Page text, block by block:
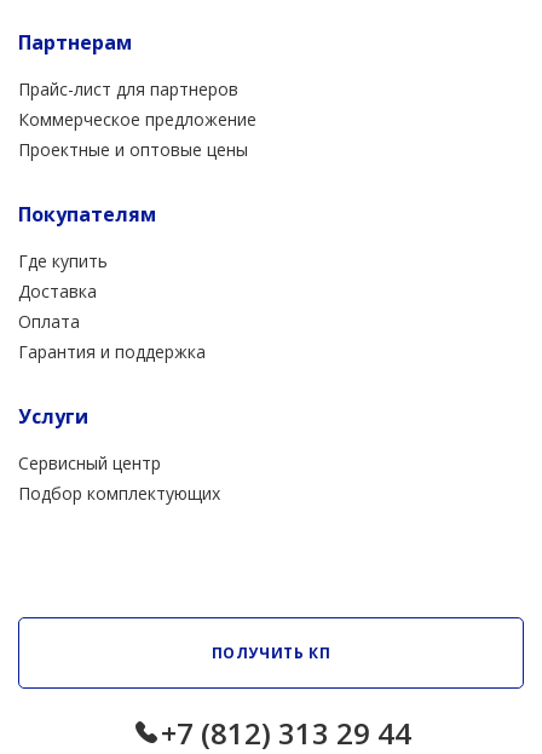
Партнерам
Прайс-лист для партнеров
Коммерческое предложение
Проектные и оптовые цены
Покупателям
Где купить
Доставка
Оплата
Гарантия и поддержка
Услуги
Сервисный центр
Подбор комплектующих
ПОЛУЧИТЬ КП
+7 (812) 313 29 44